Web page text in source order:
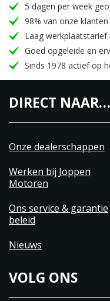
5 dagen per week
98% van onze
Laag
Goed opgeleide en
Sinds 1978 actief op
DIRECT NAAR…
Onze dealerschappen
Werken bij Joppen
Motoren
Ons service & garantie
beleid
Nieuws
VOLG ONS